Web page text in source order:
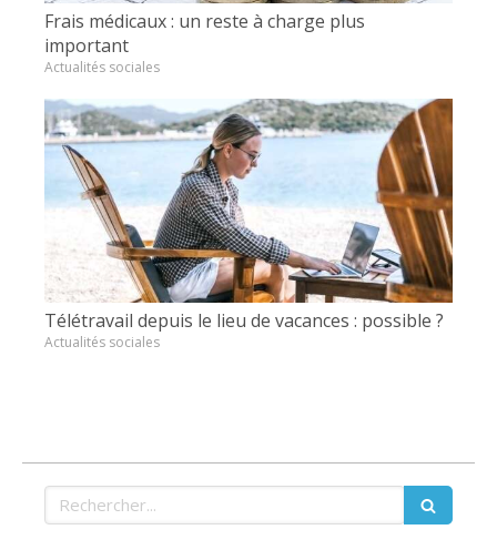
Frais médicaux : un reste à charge plus
important
Actualités sociales
Télétravail depuis le lieu de vacances : possible ?
Actualités sociales
Rechercher